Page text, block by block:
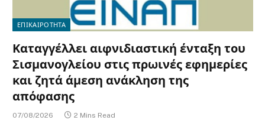
ΕΠΙΚΑΙΡΟΤΗΤΑ
Καταγγέλλει αιφνιδιαστική ένταξη του
Σισμανογλείου στις πρωινές εφημερίες
και ζητά άμεση ανάκληση της
απόφασης
07/08/2026 2 Mins Read